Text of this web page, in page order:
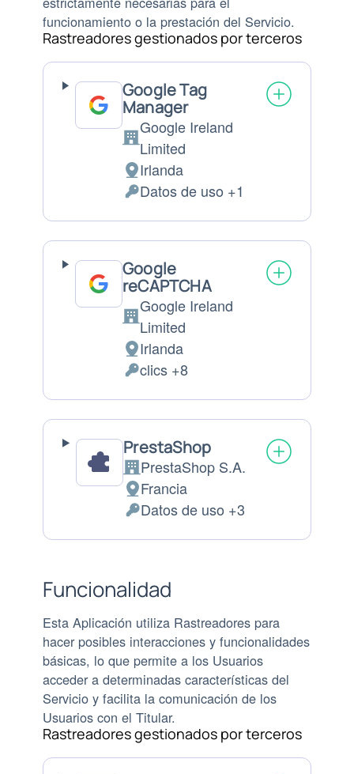
funcionamiento o la prestación del Servicio.
Rastreadores gestionados por terceros
Google Tag
Manager
Empresa:
Google Ireland
Limited
Lugar
de
tratamiento:
Irlanda
Datos
Personales
tratados:
Datos de uso +1
Google
reCAPTCHA
Empresa:
Google Ireland
Limited
Lugar
de
tratamiento:
Irlanda
Datos
Personales
tratados:
clics +8
PrestaShop
Empresa:
PrestaShop S.A.
Lugar
de
tratamiento:
Francia
Datos
Personales
Datos de uso +3
Funcionalidad
Esta Aplicación utiliza Rastreadores para
hacer posibles interacciones y funcionalidades
básicas, lo que permite a los Usuarios
acceder a determinadas características del
Servicio y facilita la comunicación de los
Usuarios con el Titular.
Rastreadores gestionados por terceros